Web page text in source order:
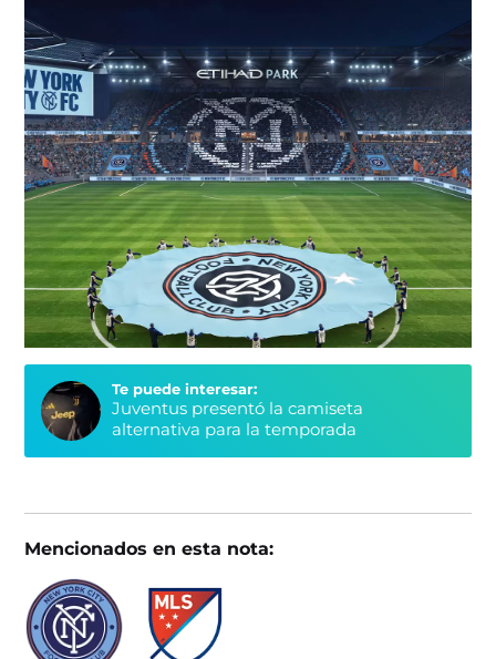
Te puede interesar:
Juventus presentó la camiseta
alternativa para la temporada
Mencionados en esta nota: